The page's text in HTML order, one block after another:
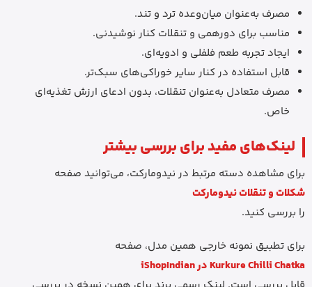
مصرف به‌عنوان میان‌وعده ترد و تند.
مناسب برای دورهمی و تنقلات کنار نوشیدنی.
ایجاد تجربه طعم فلفلی و ادویه‌ای.
قابل استفاده در کنار سایر خوراکی‌های سبک‌تر.
مصرف متعادل به‌عنوان تنقلات، بدون ادعای ارزش تغذیه‌ای
خاص.
لینک‌های مفید برای بررسی بیشتر
برای مشاهده دسته مرتبط در نیدومارکت، می‌توانید صفحه
شکلات و تنقلات نیدومارکت
را بررسی کنید.
برای تطبیق نمونه خارجی همین مدل، صفحه
Kurkure Chilli Chatka در iShopIndian